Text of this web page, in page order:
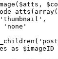
'none'
as $imageID